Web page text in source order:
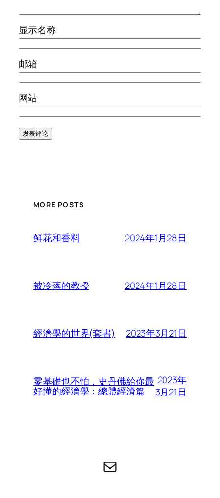
显示名称
邮箱
网站
MORE POSTS
鲜花和香料 2024年1月28日
被冷落的教授 2024年1月28日
經濟學的世界(套書) 2023年3月21日
零基礎也不怕，史丹佛給你最
好懂的經濟學：總體經濟篇
2023年
3月21日
电子邮件